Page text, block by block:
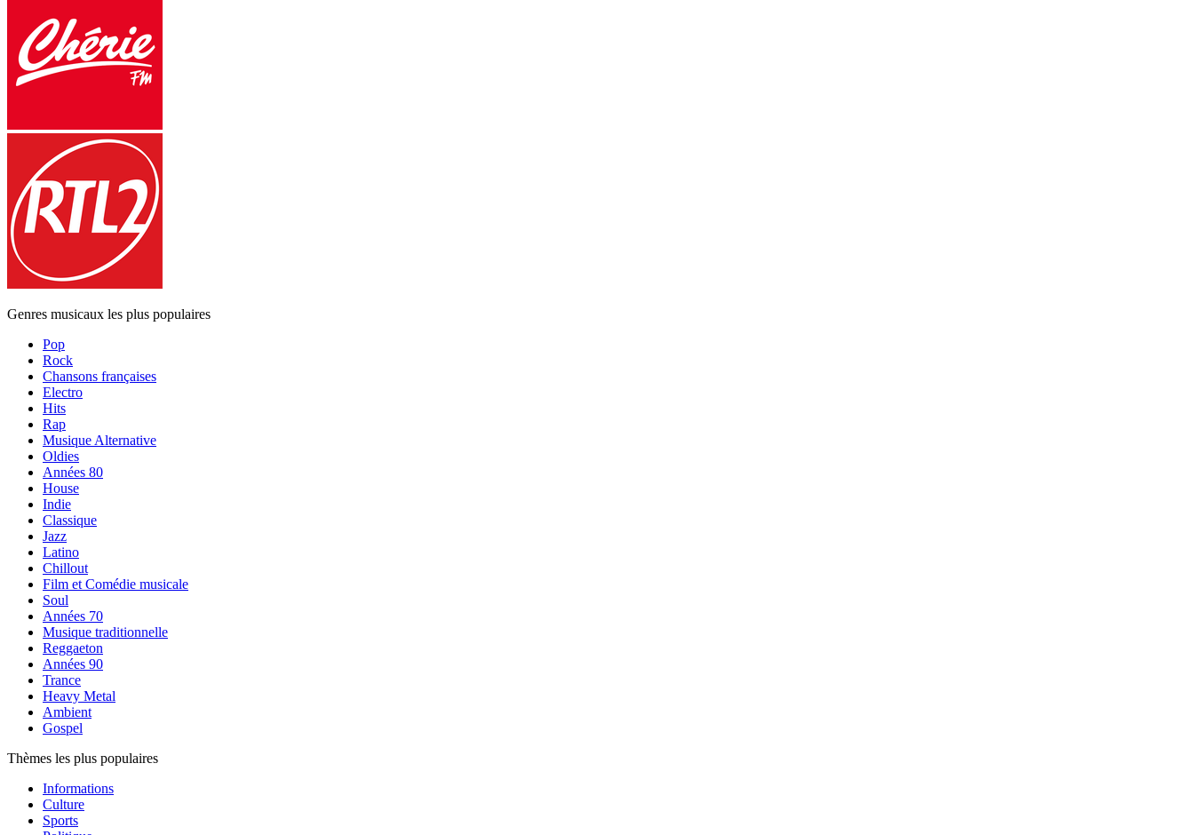
Genres musicaux les plus populaires
Pop
Rock
Chansons françaises
Electro
Hits
Rap
Musique Alternative
Oldies
Années 80
House
Indie
Classique
Jazz
Latino
Chillout
Film et Comédie musicale
Soul
Années 70
Musique traditionnelle
Reggaeton
Années 90
Trance
Heavy Metal
Ambient
Gospel
Thèmes les plus populaires
Informations
Culture
Sports